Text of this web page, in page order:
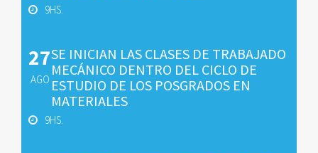
9HS.
27
AGO
SE INICIAN LAS CLASES DE TRABAJADO
MECÁNICO DENTRO DEL CICLO DE
ESTUDIO DE LOS POSGRADOS EN
MATERIALES
9HS.